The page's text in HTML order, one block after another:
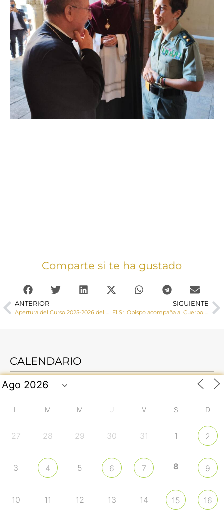
Comparte si te ha gustado
ANTERIOR
Apertura del Curso 2025-2026 del Centro de Orientación Familiar San Julián
SIGUIENTE
El Sr. Obispo acompaña al Cuerpo Nacional de la Policía en la festividad de su patrón, los Santos Ángeles Custodios
CALENDARIO
L M M J V S D
27 28 29 30 31 1 2
3 4 5 6 7 8 9
10 11 12 13 14 15 16